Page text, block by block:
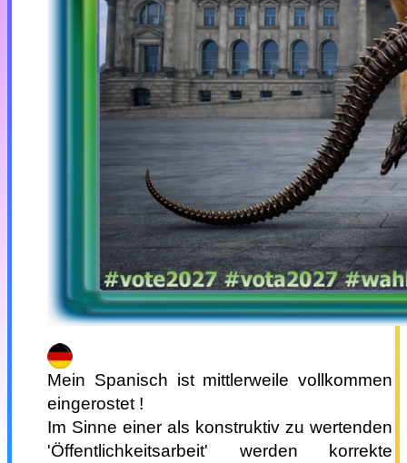
Mein Spanisch ist mittlerweile vollkommen
eingerostet !
Im Sinne einer als konstruktiv zu wertenden
'Öffentlichkeitsarbeit' werden korrekte